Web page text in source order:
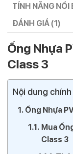
TÍNH NĂNG NỔI
ĐÁNH GIÁ (1)
Ống Nhựa
Class 3
Nội dung chính
Ống Nhựa
Mua
Class 3